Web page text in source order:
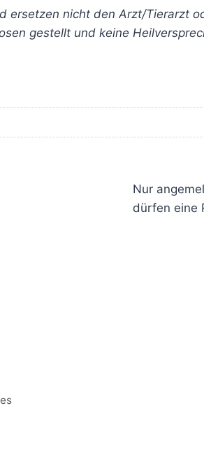
nicht den Arzt/Tierarzt
gestellt und keine
Nur
dürfen eine